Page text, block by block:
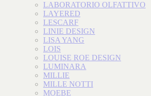
LABORATORIO OLFATTIVO
LAYERED
LESCARF
LINIE DESIGN
LISA YANG
LOIS
LOUISE ROE DESIGN
LUMINARA
MILLIE
MILLE NOTTI
MOEBE